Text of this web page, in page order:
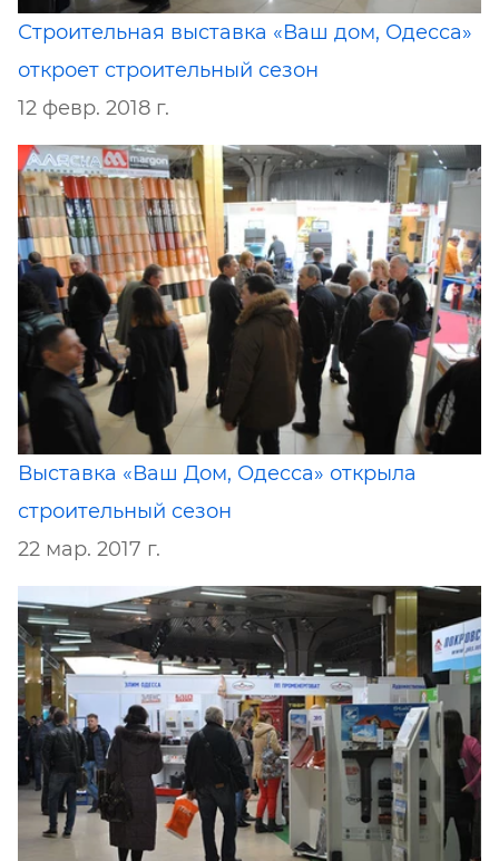
Строительная выставка «Ваш дом, Одесса»
откроет строительный сезон
12 февр. 2018 г.
Выставка «Ваш Дом, Одесса» открыла
строительный сезон
22 мар. 2017 г.